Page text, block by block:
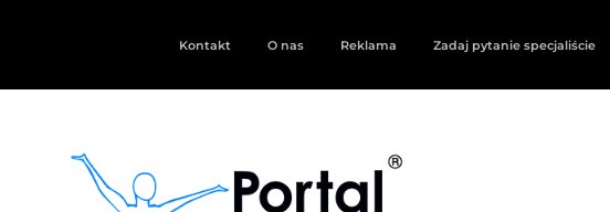
Kontakt O nas Reklama Zadaj pytanie specjaliście